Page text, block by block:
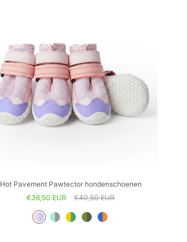
Hot Pavement Pawtector hondenschoenen
€36,50 EUR
€40,50 EUR